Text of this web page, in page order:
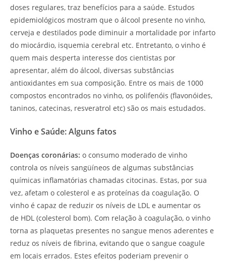
doses regulares, traz benefícios para a saúde. Estudos
epidemiológicos mostram que o álcool presente no vinho,
cerveja e destilados pode diminuir a mortalidade por infarto
do miocárdio, isquemia cerebral etc. Entretanto, o vinho é
quem mais desperta interesse dos cientistas por
apresentar, além do álcool, diversas substâncias
antioxidantes em sua composição. Entre os mais de 1000
compostos encontrados no vinho, os polifenóis (flavonóides,
taninos, catecinas, resveratrol etc) são os mais estudados.
Vinho e Saúde: Alguns fatos
Doenças coronárias: o consumo moderado de vinho
controla os níveis sangüíneos de algumas substâncias
químicas inflamatórias chamadas citocinas. Estas, por sua
vez, afetam o colesterol e as proteínas da coagulação. O
vinho é capaz de reduzir os níveis de LDL e aumentar os
de HDL (colesterol bom). Com relação à coagulação, o vinho
torna as plaquetas presentes no sangue menos aderentes e
reduz os níveis de fibrina, evitando que o sangue coagule
em locais errados. Estes efeitos poderiam prevenir o